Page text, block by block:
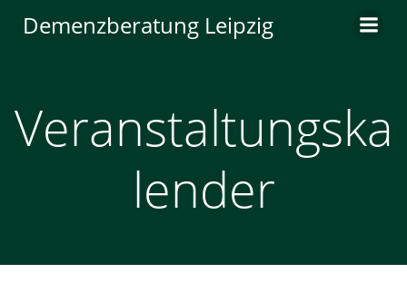
Inhalt
Demenzberatung Leipzig
Veranstaltungska
lender